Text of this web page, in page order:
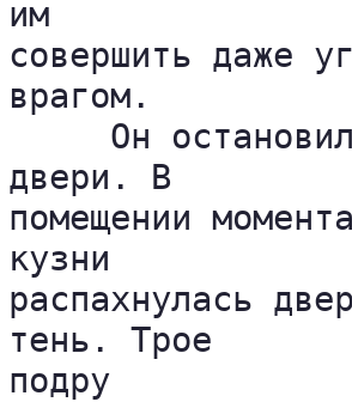
им
совершить даже
врагом.
Он
двери. В
помещении
кузни
распахнулась
тень. Трое
подру